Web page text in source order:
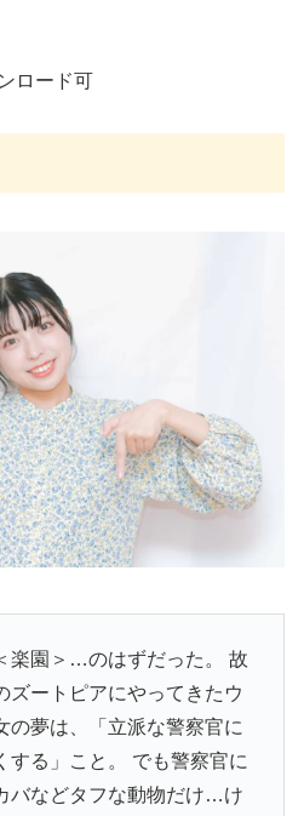
ロード可
楽園＞…のはずだった。 故
ズートピアにやってきたウ
の夢は、「立派な警察官に
する」こと。 でも警察官に
バなどタフな動物だけ…け